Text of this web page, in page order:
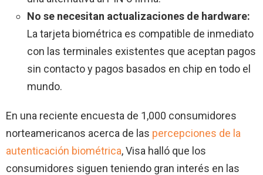
No se necesitan actualizaciones de hardware:
La tarjeta biométrica es compatible de inmediato
con las terminales existentes que aceptan pagos
sin contacto y pagos basados en chip en todo el
mundo.
En una reciente encuesta de 1,000 consumidores
norteamericanos acerca de las percepciones de la
autenticación biométrica, Visa halló que los
consumidores siguen teniendo gran interés en las